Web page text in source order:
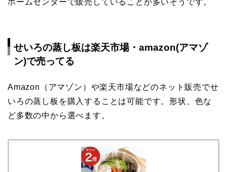
せいろの蒸し板は楽天市場・amazon(アマゾ
ン)で売ってる
Amazon（アマゾン）や楽天市場などのネット販売でせ
いろの蒸し板を購入することは可能です。形状、色な
ど多数の中から選べます。